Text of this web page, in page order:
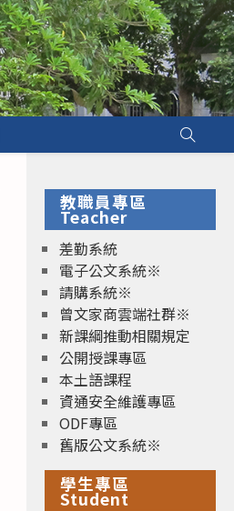
教職員專區
Teacher
差勤系統
電子公文系統※
請購系統※
曾文家商雲端社群※
新課綱推動相關規定
公開授課專區
本土語課程
資通安全維護專區
ODF專區
舊版公文系統※
學生專區
Student